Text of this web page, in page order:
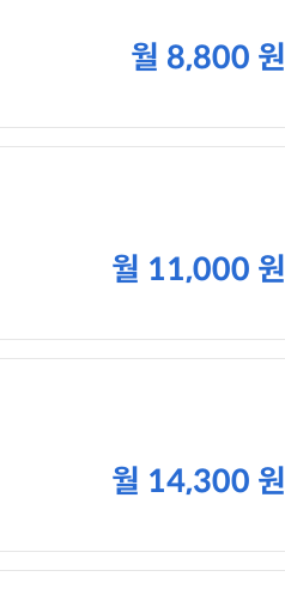
월 8,800 원
월 11,000 원
월 14,300 원